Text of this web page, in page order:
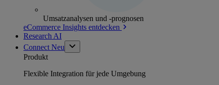
Umsatzanalysen und -prognosen
eCommerce Insights entdecken
Research AI
Connect Neu
Produkt
Flexible Integration für jede Umgebung